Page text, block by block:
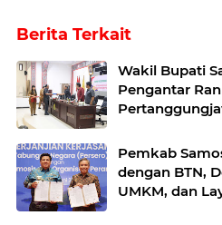
Berita Terkait
Wakil Bupati
Pengantar
Pemkab
dengan BTN,
UMKM, dan